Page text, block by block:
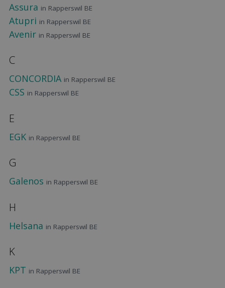
Assura in Rapperswil BE
Atupri in Rapperswil BE
Avenir in Rapperswil BE
C
CONCORDIA in Rapperswil BE
CSS in Rapperswil BE
E
EGK in Rapperswil BE
G
Galenos in Rapperswil BE
H
Helsana in Rapperswil BE
K
KPT in Rapperswil BE